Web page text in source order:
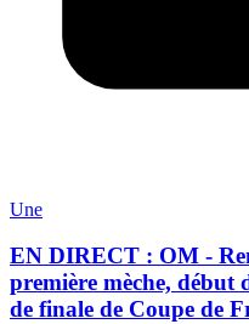
Une
EN DIRECT : OM -
première mèche, début
de finale de Coupe de